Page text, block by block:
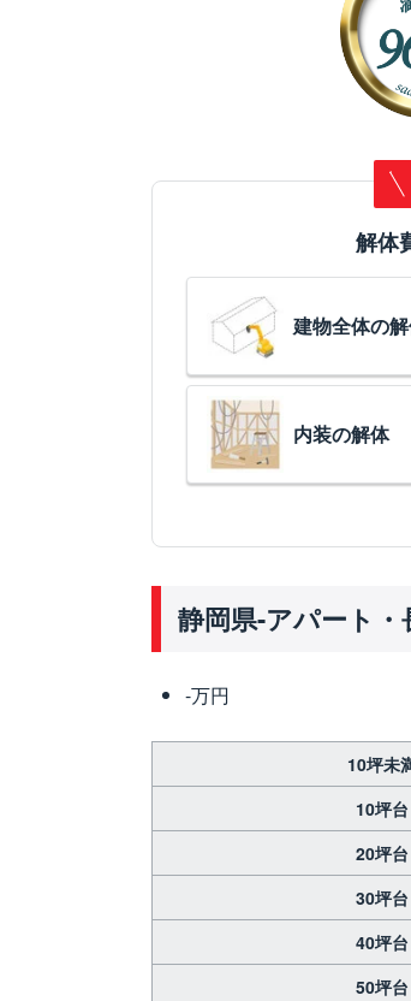
解体
建物全体の
内装の解体
静岡県-アパート
-万円
10坪未
10坪台
20坪台
30坪台
40坪台
50坪台